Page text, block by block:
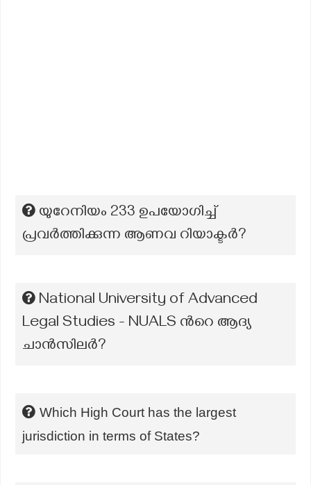
യുറേനിയം 233 ഉപയോഗിച്ച്
പ്രവർത്തിക്കുന്ന ആണവ റിയാക്ടർ?
National University of Advanced
Legal Studies - NUALS ന്‍റെ ആദ്യ
ചാൻസിലർ?
Which High Court has the largest
jurisdiction in terms of States?